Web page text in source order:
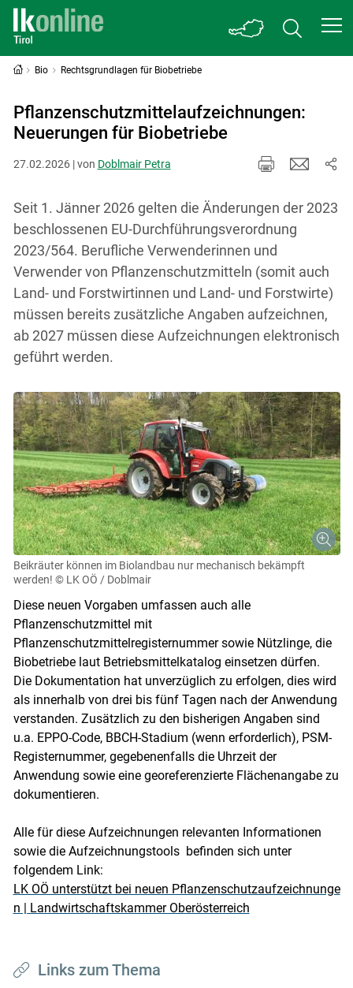
Skip to main content
Bio Rechtsgrundlagen für Biobetriebe
Pflanzenschutzmittelaufzeichnungen:
Neuerungen für Biobetriebe
27.02.2026 | von Doblmair Petra
Seit 1. Jänner 2026 gelten die Änderungen der 2023
beschlossenen EU-Durchführungsverordnung
2023/564. Berufliche Verwenderinnen und
Verwender von Pflanzenschutzmitteln (somit auch
Land- und Forstwirtinnen und Land- und Forstwirte)
müssen bereits zusätzliche Angaben aufzeichnen,
ab 2027 müssen diese Aufzeichnungen elektronisch
geführt werden.
Beikräuter können im Biolandbau nur mechanisch bekämpft
werden! © LK OÖ / Doblmair
Diese neuen Vorgaben umfassen auch alle
Pflanzenschutzmittel mit
Pflanzenschutzmittelregisternummer sowie Nützlinge, die
Biobetriebe laut Betriebsmittelkatalog einsetzen dürfen.
Die Dokumentation hat unverzüglich zu erfolgen, dies wird
als innerhalb von drei bis fünf Tagen nach der Anwendung
verstanden. Zusätzlich zu den bisherigen Angaben sind
u.a. EPPO-Code, BBCH-Stadium (wenn erforderlich), PSM-
Registernummer, gegebenenfalls die Uhrzeit der
Anwendung sowie eine georeferenzierte Flächenangabe zu
dokumentieren.
Alle für diese Aufzeichnungen relevanten Informationen
sowie die Aufzeichnungstools befinden sich unter
folgendem Link:
LK OÖ unterstützt bei neuen Pflanzenschutzaufzeichnunge
n | Landwirtschaftskammer Oberösterreich
Links zum Thema